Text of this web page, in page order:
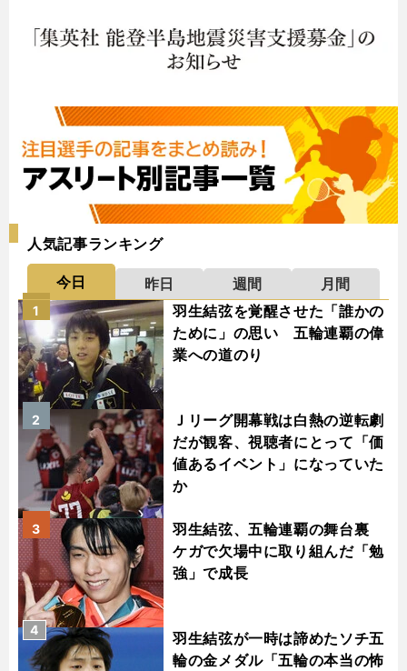
人気記事ランキング
今日 昨日 週間
月間
羽生結弦を覚醒させた「誰かの
ために」の思い 五輪連覇の偉
業への道のり
1
Ｊリーグ開幕戦は白熱の逆転劇
だが観客、視聴者にとって「価
値あるイベント」になっていた
か
2
羽生結弦、五輪連覇の舞台裏
ケガで欠場中に取り組んだ「勉
強」で成長
3
羽生結弦が一時は諦めたソチ五
輪の金メダル「五輪の本当の怖
4